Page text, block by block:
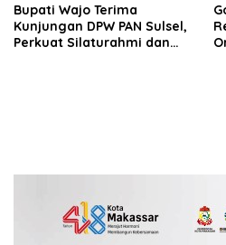
Bupati Wajo Terima
Kunjungan DPW PAN Sulsel,
Perkuat Silaturahmi dan